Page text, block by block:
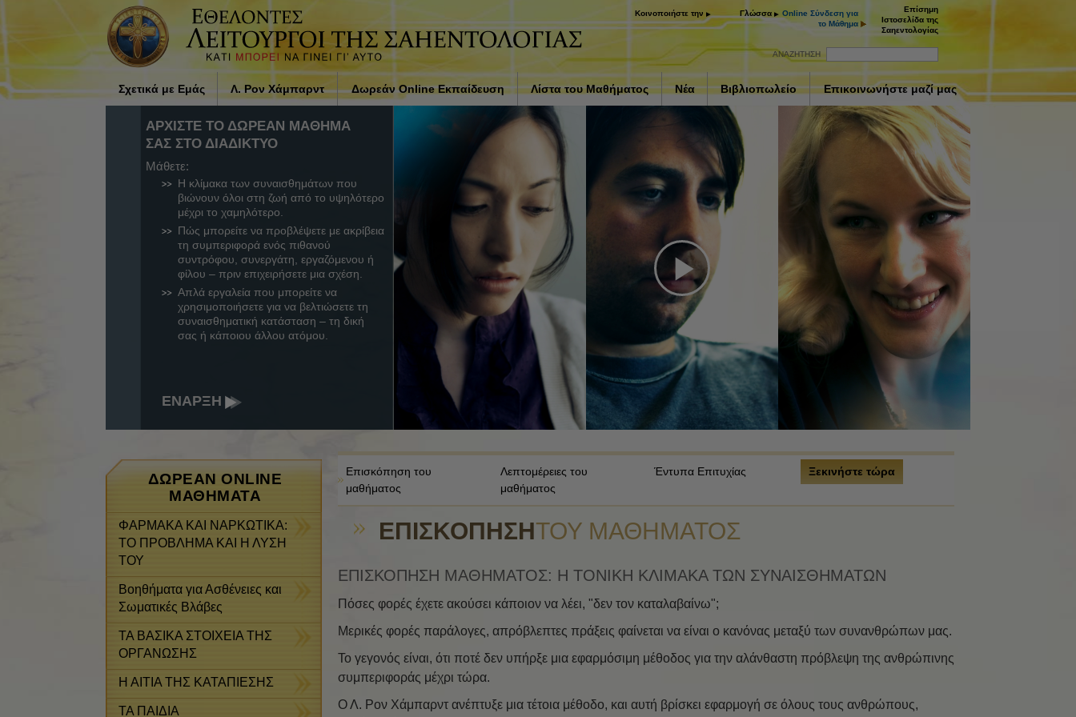
Κοινοποιήστε την Γλώσσα
Online Σύνδεση για
το Μάθημα
Επίσημη
Ιστοσελίδα της
Σαηεντολογίας
ΑΝΑΖΗΤΗΣΗ
Σχετικά με Εμάς
Ποιοι είναι οι Εθελοντές
Λειτουργοί;
Γιατί Βοηθάμε
Λ. Ρον Χάμπαρντ
Η επιρροή της θρησκείας στην
κοινωνία του Λ. Ρον Χάµπαρντ
Δωρεάν Online Εκπαίδευση Λίστα του Μαθήματος
Εισαγωγή
Φάρμακα και Ναρκωτικά: Το
Πρόβλημα και η Λύση του
Βοηθήματα για Ασθένειες και
Σωματικές Βλάβες
Τα Βασικά Στοιχεία της
Οργάνωσης
Η Αιτία της Καταπίεσης
Παιδιά
ΕΠΙΚΟΙΝΩΝΗΣΤΕ
ΑΠΟΤΕΛΕΣΜΑΤΙΚΑ
Τα Συστατικά της Κατανόησης
Τα Δυναμικά της Ύπαρξης
Η Τονική Κλίμακα των
Ηθική και Καταστάσεις Ηθικής
Βασικές Αρχές Δημοσίων
Σχέσεων
Ακεραιότητα και Τιμιότητα
Διεξαγωγή Ερευνών
Ο Γάμος
Περιβάλλον
Νέα Βιβλιοπωλείο Επικοινωνήστε μαζί μας
Play
Video
ΑΡΧΙΣΤΕ ΤΟ ΔΩΡΕΑΝ ΜΑΘΗΜΑ
ΣΑΣ ΣΤΟ ΔΙΑΔΙΚΤΥΟ
Μάθετε:
Η κλίμακα των συναισθημάτων που
βιώνουν όλοι στη ζωή από το υψηλότερο
μέχρι το χαμηλότερο.
Πώς μπορείτε να προβλέψετε με ακρίβεια
τη συμπεριφορά ενός πιθανού
συντρόφου, συνεργάτη, εργαζόμενου ή
φίλου – πριν επιχειρήσετε μια σχέση.
Απλά εργαλεία που μπορείτε να
χρησιμοποιήσετε για να βελτιώσετε τη
συναισθηματική κατάσταση – τη δική
σας ή κάποιου άλλου ατόμου.
ΕΝΑΡΞΗ
Επισκόπηση του
μαθήματος
Λεπτομέρειες του
μαθήματος
Έντυπα Επιτυχίας Ξεκινήστε τώρα
ΕΠΙΣΚΌΠΗΣΗΤΟΥ ΜΑΘΉΜΑΤΟΣ
ΕΠΙΣΚΟΠΗΣΗ ΜΑΘΗΜΑΤΟΣ: Η ΤΟΝΙΚΗ ΚΛΙΜΑΚΑ ΤΩΝ ΣΥΝΑΙΣΘΗΜΑΤΩΝ
Πόσες φορές έχετε ακούσει κάποιον να λέει, "δεν τον καταλαβαίνω";
Μερικές φορές παράλογες, απρόβλεπτες πράξεις φαίνεται να είναι ο κανόνας μεταξύ των συνανθρώπων μας.
Το γεγονός είναι, ότι ποτέ δεν υπήρξε μια εφαρμόσιμη μέθοδος για την αλάνθαστη πρόβλεψη της ανθρώπινης
συμπεριφοράς μέχρι τώρα.
Ο Λ. Ρον Χάμπαρντ ανέπτυξε μια τέτοια μέθοδο, και αυτή βρίσκει εφαρμογή σε όλους τους ανθρώπους,
ΔΩΡΕΆΝ ONLINE
ΜΑΘΉΜΑΤΑ
ΦΑΡΜΑΚΑ ΚΑΙ ΝΑΡΚΩΤΙΚΑ:
ΤΟ ΠΡΟΒΛΗΜΑ ΚΑΙ Η ΛΥΣΗ
ΤΟΥ
Βοηθήματα για Ασθένειες και
Σωματικές Βλάβες
ΤΑ ΒΑΣΙΚΑ ΣΤΟΙΧΕΙΑ ΤΗΣ
ΟΡΓΑΝΩΣΗΣ
Η ΑΙΤΙΑ ΤΗΣ ΚΑΤΑΠΙΕΣΗΣ
ΤΑ ΠΑΙΔΙΑ